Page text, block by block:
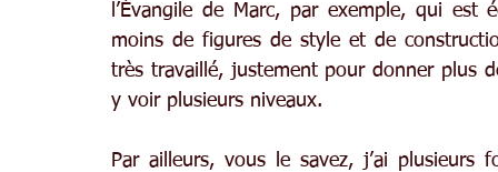
l’Évangile de Marc, par exemple, qui
moins de figures de style et de
très travaillé, justement pour donner plus
y voir plusieurs niveaux.
Par ailleurs, vous le savez, j’ai plusieurs